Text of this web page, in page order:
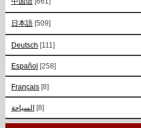
日本語 [509]
Deutsch [111]
Español [258]
Français [8]
السياحة [8]